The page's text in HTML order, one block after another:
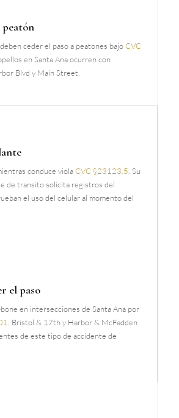
ceder el paso a peatones bajoCVC
en Santa Ana ocurren con
Blvd y Main Street.
conduce violaCVC §23123.5 . Su
de transito solicita registros del
el uso del celular al momento del
el paso
en intersecciones de Santa Ana por
. Bristol & 17th y Harbor & McFadden
de este tipo de accidente de